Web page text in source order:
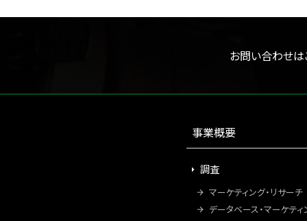
お問い合わせは
事業概要
調査
マーケティング・リサーチ
データベース・マーケティ